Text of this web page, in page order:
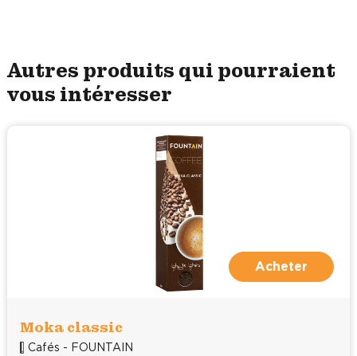
Autres produits qui pourraient
vous intéresser
Acheter
Moka classic
Cafés - FOUNTAIN